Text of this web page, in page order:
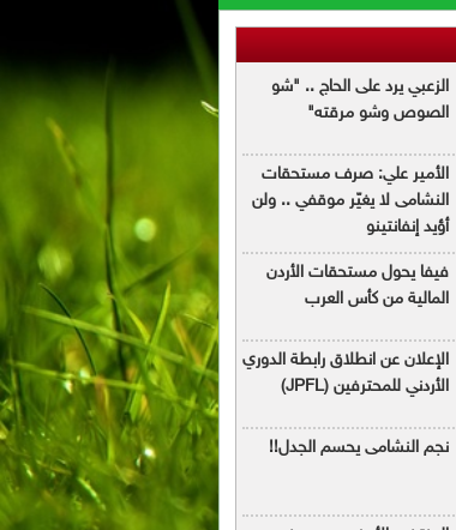
الزعبي يرد على الحاج .. "شو
الصوص وشو مرقته"
الأمير علي: صرف مستحقات
النشامى لا يغيّر موقفي .. ولن
أؤيد إنفانتينو
فيفا يحول مستحقات الأردن
المالية من كأس العرب
الإعلان عن انطلاق رابطة الدوري
الأردني للمحترفين (JPFL)
نجم النشامى يحسم الجدل!!